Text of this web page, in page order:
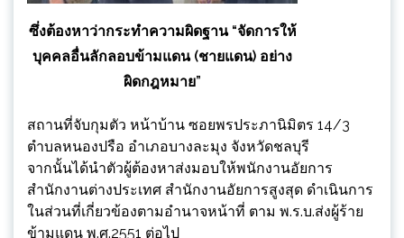
ซึ่งต้องหาว่ากระทำความผิดฐาน “จัดการให้
บุคคลอื่นลักลอบข้ามแดน (ชายแดน) อย่าง
ผิดกฎหมาย”
สถานที่จับกุมตัว หน้าบ้าน ซอยพรประภานิมิตร 14/3
ตำบลหนองปรือ อำเภอบางละมุง จังหวัดชลบุรี
จากนั้นได้นำตัวผู้ต้องหาส่งมอบให้พนักงานอัยการ
สำนักงานต่างประเทศ สำนักงานอัยการสูงสุด ดำเนินการ
ในส่วนที่เกี่ยวข้องตามอำนาจหน้าที่ ตาม พ.ร.บ.ส่งผู้ร้าย
ข้ามแดน พ.ศ.2551 ต่อไป